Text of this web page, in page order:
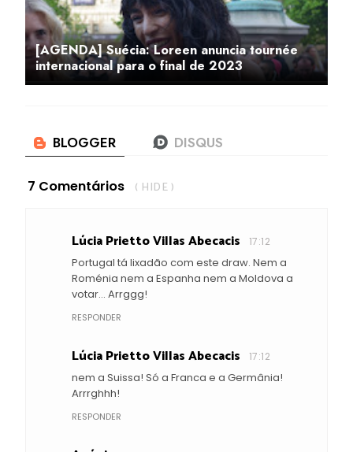
[AGENDA] Suécia: Loreen anuncia tournée
internacional para o final de 2023
7 Comentários ( HIDE )
Lúcia Prietto Villas Abecacis 17:12
Portugal tá lixadão com este draw. Nem a
Roménia nem a Espanha nem a Moldova a
votar... Arrggg!
RESPONDER
Lúcia Prietto Villas Abecacis 17:12
nem a Suissa! Só a Franca e a Germânia!
Arrrghhh!
RESPONDER